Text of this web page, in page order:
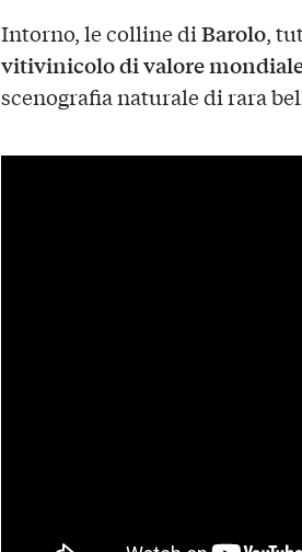
Intorno, le colline diBarolo,
vitivinicolo di valore
scenografia naturale di rara